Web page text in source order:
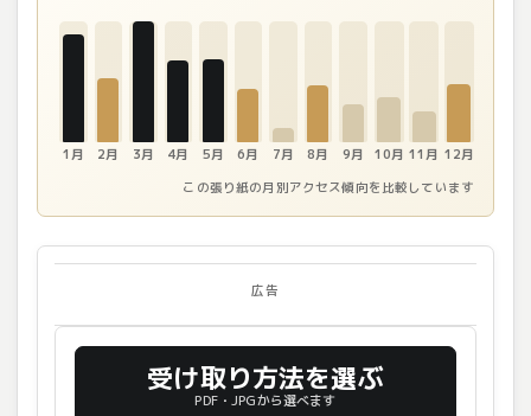
1月 2月 3月 4月 5月 6月 7月 8月 9月 10月 11月 12月
この張り紙の月別アクセス傾向を比較しています
広告
受け取り方法を選ぶ
PDF・JPGから選べます